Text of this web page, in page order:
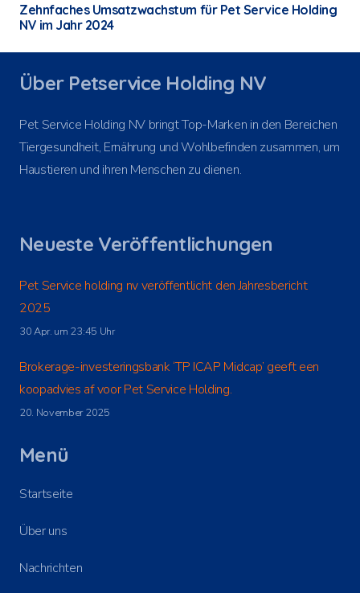
Zehnfaches Umsatzwachstum für Pet Service Holding
NV im Jahr 2024
Über Petservice Holding NV
Pet Service Holding NV bringt Top-Marken in den Bereichen
Tiergesundheit, Ernährung und Wohlbefinden zusammen, um
Haustieren und ihren Menschen zu dienen.
Neueste Veröffentlichungen
Pet Service holding nv veröffentlicht den Jahresbericht
2025
30 Apr. um 23:45 Uhr
Brokerage-investeringsbank ‘TP ICAP Midcap’ geeft een
koopadvies af voor Pet Service Holding.
20. November 2025
Menü
Startseite
Über uns
Nachrichten